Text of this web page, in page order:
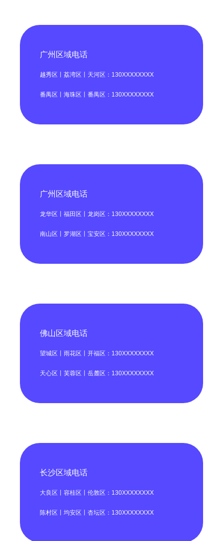
广州区域电话
越秀区丨荔湾区丨天河区：130XXXXXXXX
番禺区丨海珠区丨番禺区：130XXXXXXXX
广州区域电话
龙华区丨福田区丨龙岗区：130XXXXXXXX
南山区丨罗湖区丨宝安区：130XXXXXXXX
佛山区域电话
望城区丨雨花区丨开福区：130XXXXXXXX
天心区丨芙蓉区丨岳麓区：130XXXXXXXX
长沙区域电话
大良区丨容桂区丨伦敦区：130XXXXXXXX
陈村区丨均安区丨杏坛区：130XXXXXXXX